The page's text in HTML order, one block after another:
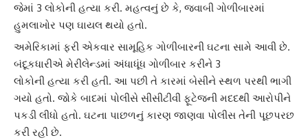
જેમાં 3 લોકોની હત્યા કરી. મહત્વનું છે કે, જવાબી ગોળીબારમાં
હુમલાખોર પણ ઘાયલ થયો હતો.
અમેરિકામાં ફરી એકવાર સામૂહિક ગોળીબારની ઘટના સામે આવી છે.
બંદૂકધારીએ મેરીલેન્ડમાં અંધાધૂંધ ગોળીબાર કરીને 3
લોકોની હત્યા કરી હતી. આ પછી તે કારમાં બેસીને સ્થળ પરથી ભાગી
ગયો હતો. જોકે બાદમાં પોલીસે સીસીટીવી ફૂટેજની મદદથી આરોપીને
પકડી લીધો હતો. ઘટના પાછળનું કારણ જાણવા પોલીસ તેની પૂછપરછ
કરી રહી છે.